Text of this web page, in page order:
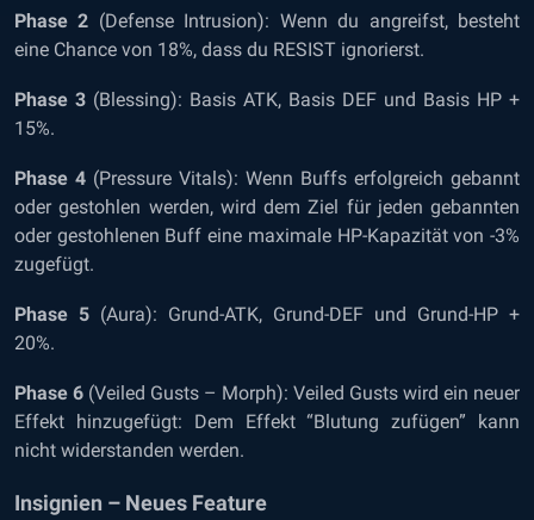
Phase 2 (Defense Intrusion): Wenn du angreifst, besteht
eine Chance von 18%, dass du RESIST ignorierst.
Phase 3 (Blessing): Basis ATK, Basis DEF und Basis HP +
15%.
Phase 4 (Pressure Vitals): Wenn Buffs erfolgreich gebannt
oder gestohlen werden, wird dem Ziel für jeden gebannten
oder gestohlenen Buff eine maximale HP-Kapazität von -3%
zugefügt.
Phase 5 (Aura): Grund-ATK, Grund-DEF und Grund-HP +
20%.
Phase 6 (Veiled Gusts – Morph): Veiled Gusts wird ein neuer
Effekt hinzugefügt: Dem Effekt “Blutung zufügen” kann
nicht widerstanden werden.
Insignien – Neues Feature